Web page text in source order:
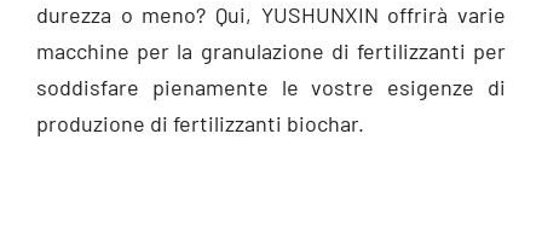
durezza o meno? Qui, YUSHUNXIN offrirà varie
macchine per la granulazione di fertilizzanti per
soddisfare pienamente le vostre esigenze di
produzione di fertilizzanti biochar.